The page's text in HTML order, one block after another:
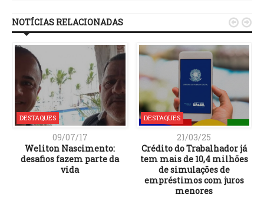
NOTÍCIAS RELACIONADAS
DESTAQUES
09/07/17
Weliton Nascimento:
desafios fazem parte da
vida
DESTAQUES
21/03/25
Crédito do Trabalhador já
tem mais de 10,4 milhões
de simulações de
empréstimos com juros
menores
 